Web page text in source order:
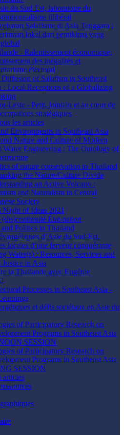
du Sud-Est, laboratoire du
illibéral
Salafisme di Asia Tenggara :
lokal dari pemikiran yang
- Ralentissement économique,
des inégalités et
électoral
of Salafism in Southeast
: Local Receptions of a Globalizing
Leste - Petit, lointain et au cœur de
stratégiques
les articles
Environments in Southeast Asia
Nature and Culture of Modern
Water Engineering : The Ontology of
of nature conservation in Thailand
the Nature/Culture Divide
an Active Volcano :
and Naturalism in Central
Society
Night of Ideas 2021
État-nation
Politics in Thailand
d’Asie du Sud-Est.
locales d’une ferveur conquérante
Water(s) : Resources, Services and
in Asia
la Thaïlande avec Eugénie
Processes in Southeast Asia -
et défis sociétaux en Asie du
of Participatory Research on
Programs in Southeast Asia
SESSION
of Participatory Research on
Programs in Southeast Asia
SESSION
articles